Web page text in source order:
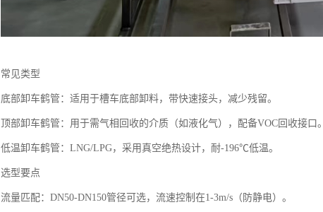
常见类型
底部卸车鹤管：适用于槽车底部卸料，带快速接头，减少残留。
顶部卸车鹤管：用于需气相回收的介质（如液化气），配备VOC回收接口。
低温卸车鹤管：LNG/LPG，采用真空绝热设计，耐-196℃低温。
选型要点
流量匹配：DN50-DN150管径可选，流速控制在1-3m/s（防静电）。